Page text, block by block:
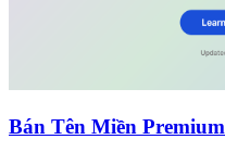
Bán Tên Miền